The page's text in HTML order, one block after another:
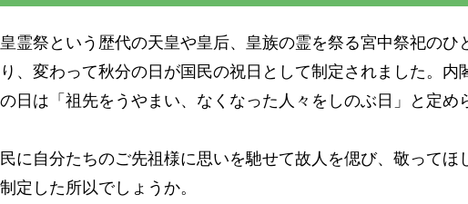
霊祭という歴代の天皇や皇后、皇族の霊を祭る宮中祭祀のひ
、変わって秋分の日が国民の祝日として制定されました。内
日は「祖先をうやまい、なくなった人々をしのぶ日」と定め
に自分たちのご先祖様に思いを馳せて故人を偲び、敬ってほ
定した所以でしょうか。